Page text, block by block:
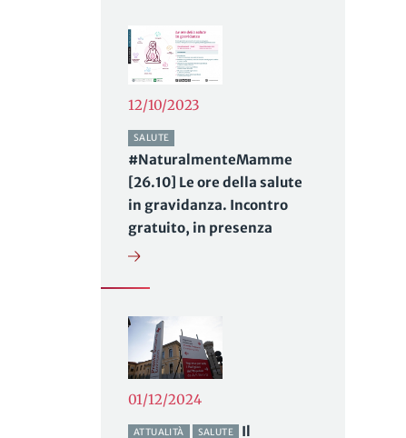
12/10/2023
SALUTE
#NaturalmenteMamme
[26.10] Le ore della salute
in gravidanza. Incontro
gratuito, in presenza
01/12/2024
ATTUALITÀ SALUTE
Il